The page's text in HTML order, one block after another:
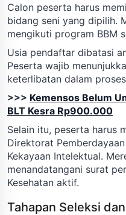
Calon peserta harus
bidang seni yang dipilih.
mengikuti program BBM
Usia pendaftar dibatasi
Peserta wajib
keterlibatan dalam
>>> Kemensos Belum
BLT Kesra Rp900.000
Selain itu, peserta harus
Direktorat
Kekayaan Intelektual.
menandatangani surat
Kesehatan aktif.
Tahapan Seleksi